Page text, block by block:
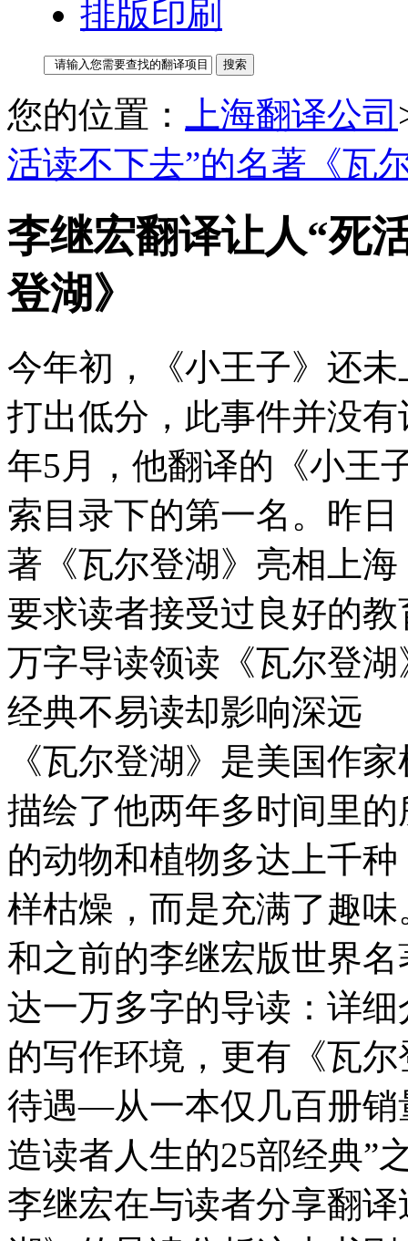
排版印刷
您的位置： 上海翻译公司
活读不下去”的名著《瓦
李继宏翻译让人“死
登湖》
今年初，《小王子》还
打出低分，此事件并没
年5月，他翻译的《小王
索目录下的第一名。昨
著《瓦尔登湖》亮相上
要求读者接受过良好的教
万字导读领读《瓦尔登湖
经典不易读却影响深远
《瓦尔登湖》是美国作
描绘了他两年多时间里
的动物和植物多达上千
样枯燥，而是充满了趣味
和之前的李继宏版世界
达一万多字的导读：详
的写作环境，更有《瓦
待遇—从一本仅几百册销
造读者人生的25部经典”
李继宏在与读者分享翻